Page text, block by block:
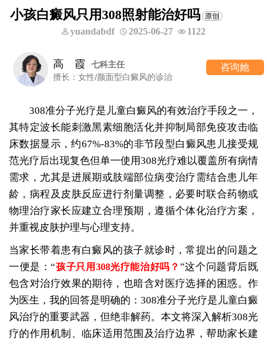
小孩白癜风只用308照射能治好吗
yuandabdf 2025-06-27 1122
高 霞
七科主任
擅长：女性/颜面型白癜风的诊治
咨询她
308准分子光疗是儿童白癜风的有效治疗手段之一，
其特定波长能刺激黑素细胞活化并抑制局部免疫攻击临
床数据显示，约67%-83%的非节段型白癜风患儿接受规
范光疗后出现复色但单一使用308光疗难以覆盖所有病情
需求，尤其是进展期或肢端部位病变治疗需结合患儿年
龄，病程及皮肤反应进行剂量调整，必要时联合药物或
物理治疗家长应建立合理预期，遵循个体化治疗方案，
并重视皮肤护理与心理支持。
当家长带着患有白癜风的孩子就诊时，常提出的问题之
一便是：“孩子只用308光疗能治好吗？ ”这个问题背后既
包含对治疗效果的期待，也暗含对医疗选择的困惑。作
为医生，我的回答是明确的：308准分子光疗是儿童白癜
风治疗的重要武器，但绝非解药。本文将深入解析308光
疗的作用机制、临床适用范围及治疗边界，帮助家长建